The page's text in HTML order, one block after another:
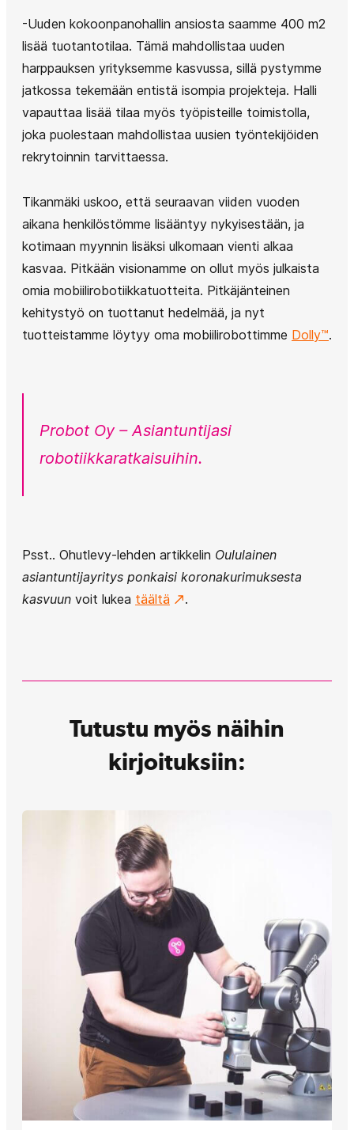
-Uuden kokoonpanohallin ansiosta saamme 400 m2
lisää tuotantotilaa. Tämä mahdollistaa uuden
harppauksen yrityksemme kasvussa, sillä pystymme
jatkossa tekemään entistä isompia projekteja. Halli
vapauttaa lisää tilaa myös työpisteille toimistolla,
joka puolestaan mahdollistaa uusien työntekijöiden
rekrytoinnin tarvittaessa.
Tikanmäki uskoo, että seuraavan viiden vuoden
aikana henkilöstömme lisääntyy nykyisestään, ja
kotimaan myynnin lisäksi ulkomaan vienti alkaa
kasvaa. Pitkään visionamme on ollut myös julkaista
omia mobiilirobotiikkatuotteita. Pitkäjänteinen
kehitystyö on tuottanut hedelmää, ja nyt
tuotteistamme löytyy oma mobiilirobottimme Dolly™.
Probot Oy – Asiantuntijasi
robotiikkaratkaisuihin.
Psst.. Ohutlevy-lehden artikkelin Oululainen
asiantuntijayritys ponkaisi koronakurimuksesta
kasvuun voit lukea täältä .
Tutustu myös näihin
kirjoituksiin: